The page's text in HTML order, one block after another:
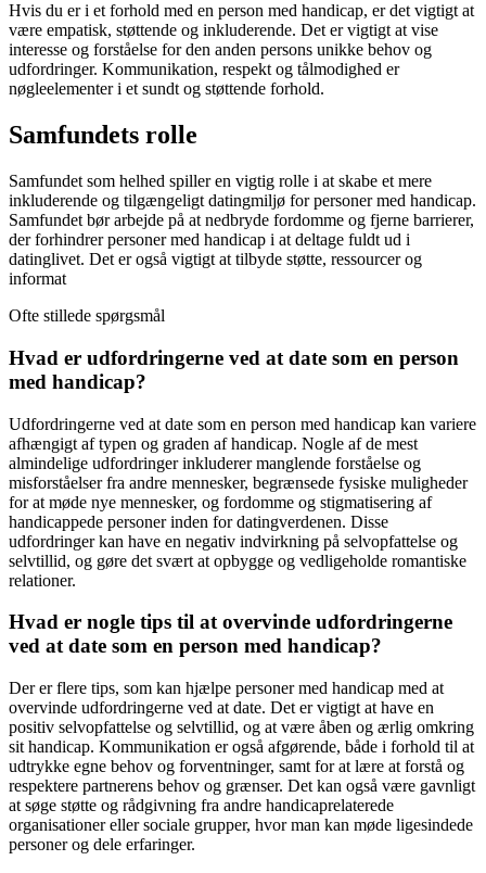
Hvis du er i et forhold med en person med handicap, er det vigtigt at
være empatisk, støttende og inkluderende. Det er vigtigt at vise
interesse og forståelse for den anden persons unikke behov og
udfordringer. Kommunikation, respekt og tålmodighed er
nøgleelementer i et sundt og støttende forhold.
Samfundets rolle
Samfundet som helhed spiller en vigtig rolle i at skabe et mere
inkluderende og tilgængeligt datingmiljø for personer med handicap.
Samfundet bør arbejde på at nedbryde fordomme og fjerne barrierer,
der forhindrer personer med handicap i at deltage fuldt ud i
datinglivet. Det er også vigtigt at tilbyde støtte, ressourcer og
informat
Ofte stillede spørgsmål
Hvad er udfordringerne ved at date som en person
med handicap?
Udfordringerne ved at date som en person med handicap kan variere
afhængigt af typen og graden af handicap. Nogle af de mest
almindelige udfordringer inkluderer manglende forståelse og
misforståelser fra andre mennesker, begrænsede fysiske muligheder
for at møde nye mennesker, og fordomme og stigmatisering af
handicappede personer inden for datingverdenen. Disse
udfordringer kan have en negativ indvirkning på selvopfattelse og
selvtillid, og gøre det svært at opbygge og vedligeholde romantiske
relationer.
Hvad er nogle tips til at overvinde udfordringerne
ved at date som en person med handicap?
Der er flere tips, som kan hjælpe personer med handicap med at
overvinde udfordringerne ved at date. Det er vigtigt at have en
positiv selvopfattelse og selvtillid, og at være åben og ærlig omkring
sit handicap. Kommunikation er også afgørende, både i forhold til at
udtrykke egne behov og forventninger, samt for at lære at forstå og
respektere partnerens behov og grænser. Det kan også være gavnligt
at søge støtte og rådgivning fra andre handicaprelaterede
organisationer eller sociale grupper, hvor man kan møde ligesindede
personer og dele erfaringer.